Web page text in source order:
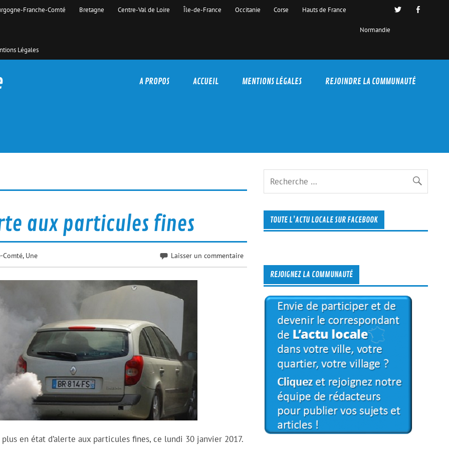
Franche-Comté Bretagne Centre-Val de Loire Île-de-France Occitanie Corse Hauts de France
Normandie
Légales
A PROPOS ACCUEIL MENTIONS LÉGALES REJOINDRE LA COMMUNAUTÉ
aux particules fines
Comté, Une Laisser un commentaire
en état d’alerte aux particules fines, ce lundi 30 janvier 2017.
TOUTE L’ACTU LOCALE SUR FACEBOOK
REJOIGNEZ LA COMMUNAUTÉ